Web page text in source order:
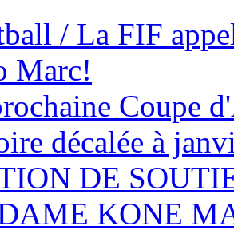
/ La FIF
Marc!
Coupe
décalée à
DE
KONE